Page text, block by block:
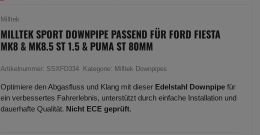
Milltek
MILLTEK SPORT DOWNPIPE PASSEND FÜR FORD FIESTA
MK8 & MK8.5 ST 1.5 & PUMA ST 80MM
Artikelnummer: SSXFD334 Kategorie: Milltek Downpipes
Optimiere den Abgasfluss und Klang mit dieser Edelstahl Downpipe für
ein verbessertes Fahrerlebnis, unterstützt durch einfache Installation und
dauerhafte Qualität. Nicht ECE geprüft.